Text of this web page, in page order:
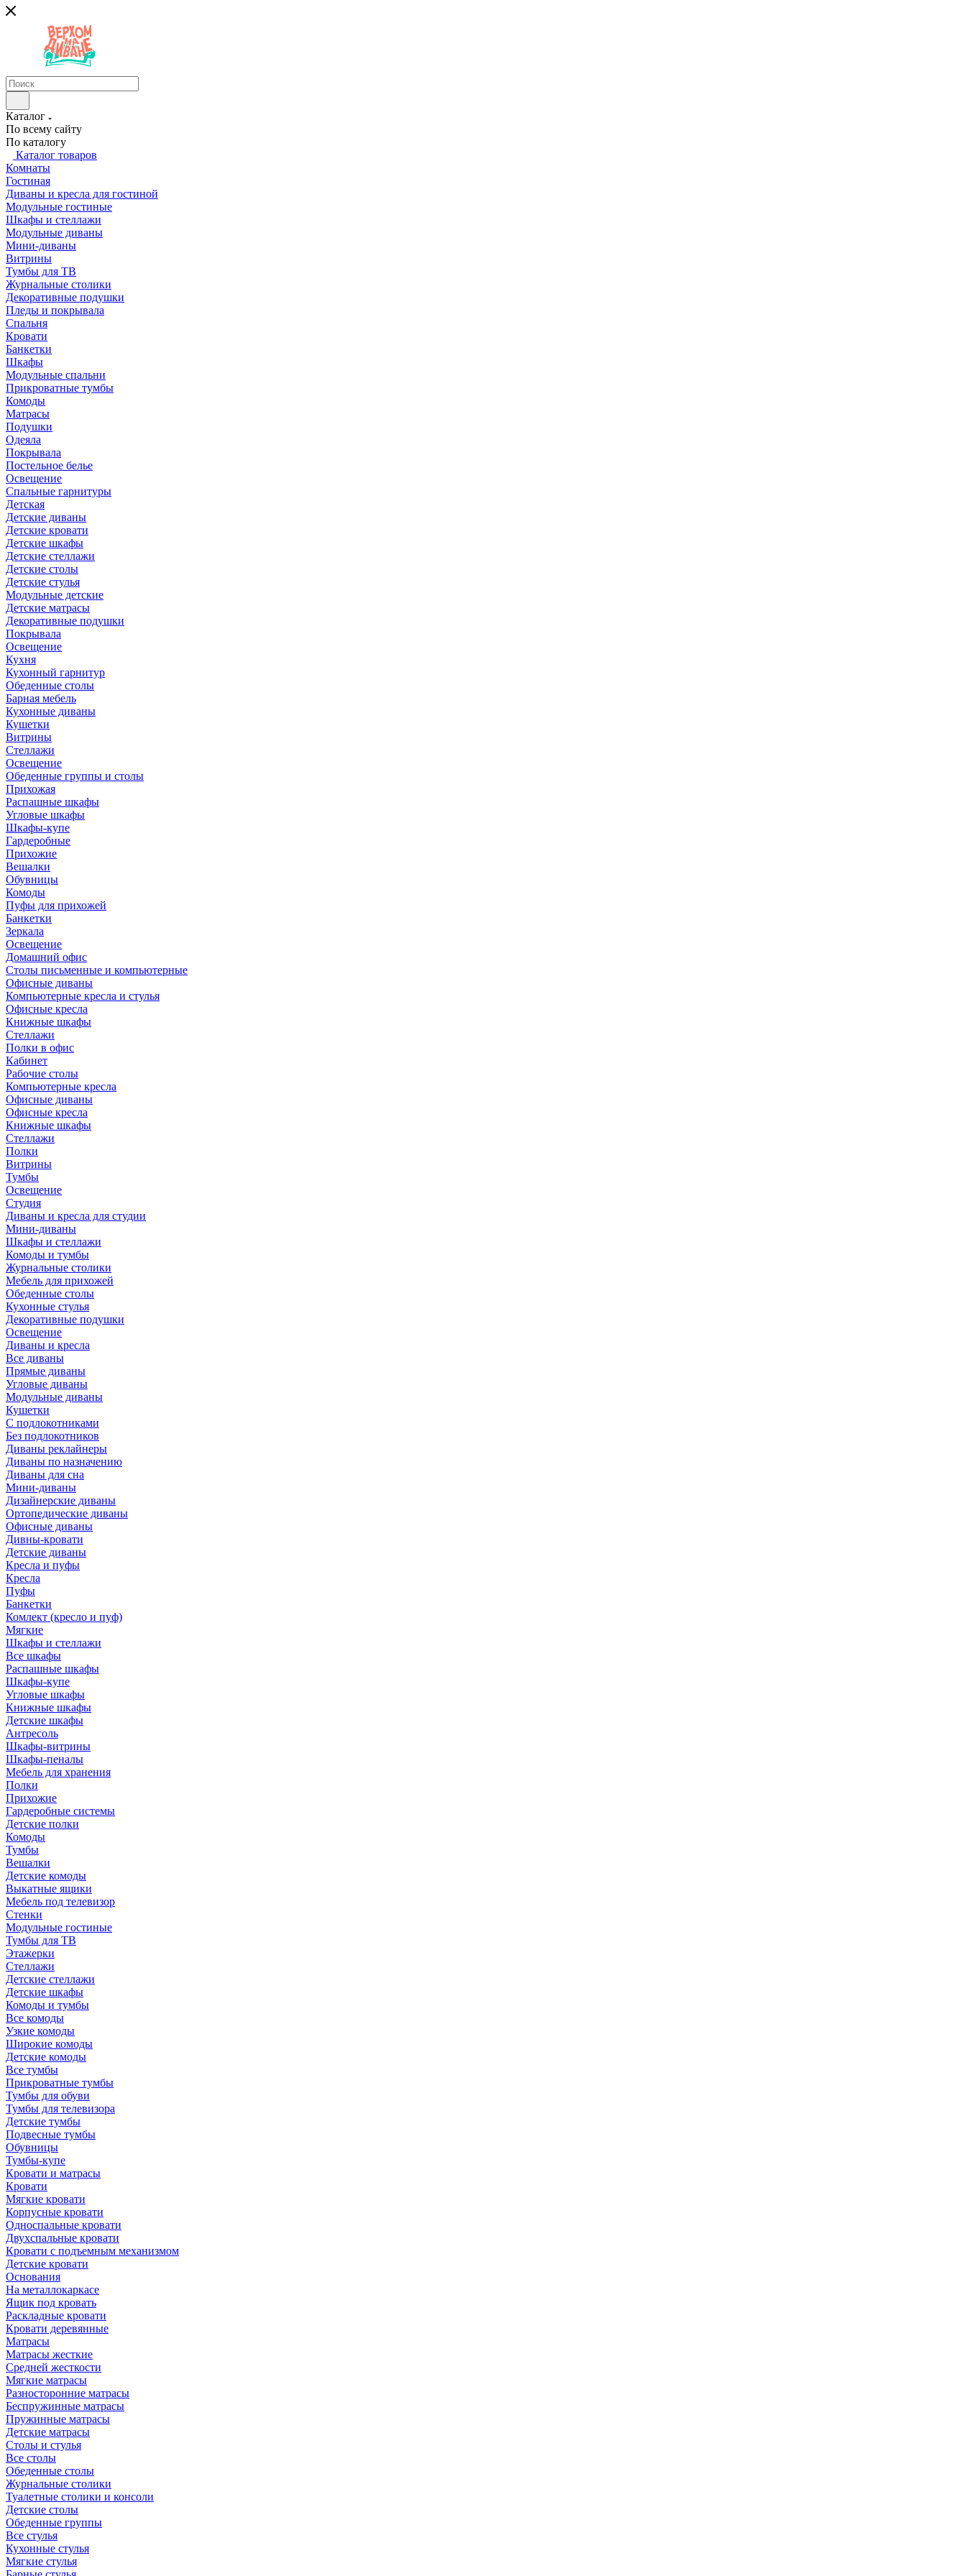
Каталог
По всему сайту
По каталогу
Каталог товаров
Комнаты
Гостиная
Диваны и кресла для гостиной
Модульные гостиные
Шкафы и стеллажи
Модульные диваны
Мини-диваны
Витрины
Тумбы для ТВ
Журнальные столики
Декоративные подушки
Пледы и покрывала
Спальня
Кровати
Банкетки
Шкафы
Модульные спальни
Прикроватные тумбы
Комоды
Матрасы
Подушки
Одеяла
Покрывала
Постельное белье
Освещение
Спальные гарнитуры
Детская
Детские диваны
Детские кровати
Детские шкафы
Детские стеллажи
Детские столы
Детские стулья
Модульные детские
Детские матрасы
Декоративные подушки
Покрывала
Освещение
Кухня
Кухонный гарнитур
Обеденные столы
Барная мебель
Кухонные диваны
Кушетки
Витрины
Стеллажи
Освещение
Обеденные группы и столы
Прихожая
Распашные шкафы
Угловые шкафы
Шкафы-купе
Гардеробные
Прихожие
Вешалки
Обувницы
Комоды
Пуфы для прихожей
Банкетки
Зеркала
Освещение
Домашний офис
Столы письменные и компьютерные
Офисные диваны
Компьютерные кресла и стулья
Офисные кресла
Книжные шкафы
Стеллажи
Полки в офис
Кабинет
Рабочие столы
Компьютерные кресла
Офисные диваны
Офисные кресла
Книжные шкафы
Стеллажи
Полки
Витрины
Тумбы
Освещение
Студия
Диваны и кресла для студии
Мини-диваны
Шкафы и стеллажи
Комоды и тумбы
Журнальные столики
Мебель для прихожей
Обеденные столы
Кухонные стулья
Декоративные подушки
Освещение
Диваны и кресла
Все диваны
Прямые диваны
Угловые диваны
Модульные диваны
Кушетки
С подлокотниками
Без подлокотников
Диваны реклайнеры
Диваны по назначению
Диваны для сна
Мини-диваны
Дизайнерские диваны
Ортопедические диваны
Офисные диваны
Дивны-кровати
Детские диваны
Кресла и пуфы
Кресла
Пуфы
Банкетки
Комлект (кресло и пуф)
Мягкие
Шкафы и стеллажи
Все шкафы
Распашные шкафы
Шкафы-купе
Угловые шкафы
Книжные шкафы
Детские шкафы
Антресоль
Шкафы-витрины
Шкафы-пеналы
Мебель для хранения
Полки
Прихожие
Гардеробные системы
Детские полки
Комоды
Тумбы
Вешалки
Детские комоды
Выкатные ящики
Мебель под телевизор
Стенки
Модульные гостиные
Тумбы для ТВ
Этажерки
Стеллажи
Детские стеллажи
Детские шкафы
Комоды и тумбы
Все комоды
Узкие комоды
Широкие комоды
Детские комоды
Все тумбы
Прикроватные тумбы
Тумбы для обуви
Тумбы для телевизора
Детские тумбы
Подвесные тумбы
Обувницы
Тумбы-купе
Кровати и матрасы
Кровати
Мягкие кровати
Корпусные кровати
Односпальные кровати
Двухспальные кровати
Кровати с подъемным механизмом
Детские кровати
Основания
На металлокаркасе
Ящик под кровать
Раскладные кровати
Кровати деревянные
Матрасы
Матрасы жесткие
Средней жесткости
Мягкие матрасы
Разносторонние матрасы
Беспружинные матрасы
Пружинные матрасы
Детские матрасы
Столы и стулья
Все столы
Обеденные столы
Журнальные столики
Туалетные столики и консоли
Детские столы
Обеденные группы
Все стулья
Кухонные стулья
Мягкие стулья